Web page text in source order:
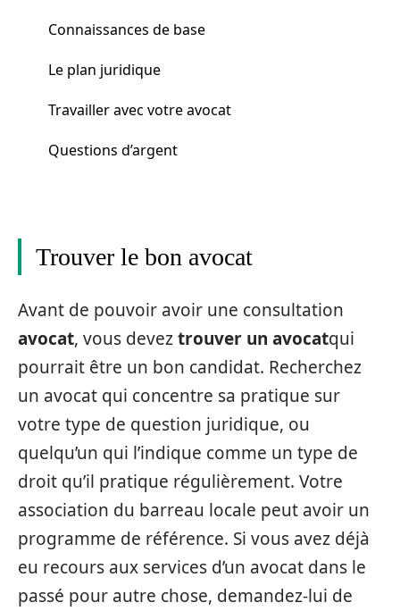
Connaissances de base
Le plan juridique
Travailler avec votre avocat
Questions d’argent
Trouver le bon avocat
Avant de pouvoir avoir une consultation
avocat, vous deveztrouver un avocatqui
pourrait être un bon candidat. Recherchez
un avocat qui concentre sa pratique sur
votre type de question juridique, ou
quelqu’un qui l’indique comme un type de
droit qu’il pratique régulièrement. Votre
association du barreau locale peut avoir un
programme de référence. Si vous avez déjà
eu recours aux services d’un avocat dans le
passé pour autre chose, demandez-lui de